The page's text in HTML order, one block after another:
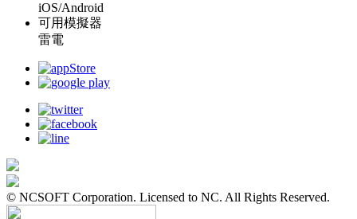
iOS/Android
可用模擬器
雷電
© NCSOFT Corporation. Licensed to NC. All Rights Reserved.